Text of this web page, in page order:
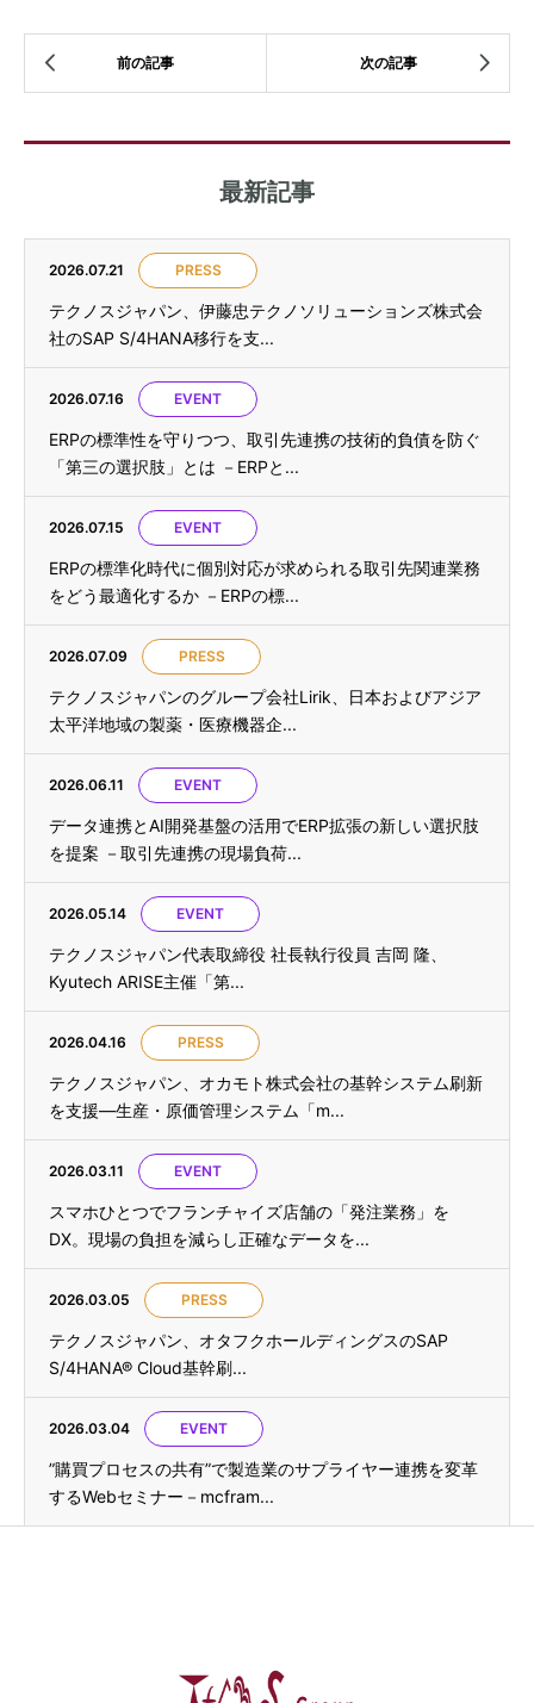
最新記事
2026.07.21 PRESS
テクノスジャパン、伊藤忠テクノソリューションズ株式会
社のSAP S/4HANA移行を支...
2026.07.16 EVENT
ERPの標準性を守りつつ、取引先連携の技術的負債を防ぐ
「第三の選択肢」とは －ERPと...
2026.07.15 EVENT
ERPの標準化時代に個別対応が求められる取引先関連業務
をどう最適化するか －ERPの標...
2026.07.09 PRESS
テクノスジャパンのグループ会社Lirik、日本およびアジア
太平洋地域の製薬・医療機器企...
2026.06.11 EVENT
データ連携とAI開発基盤の活用でERP拡張の新しい選択肢
を提案 －取引先連携の現場負荷...
2026.05.14 EVENT
テクノスジャパン代表取締役 社長執行役員 吉岡 隆、
Kyutech ARISE主催「第...
2026.04.16 PRESS
テクノスジャパン、オカモト株式会社の基幹システム刷新
を支援—生産・原価管理システム「m...
2026.03.11 EVENT
スマホひとつでフランチャイズ店舗の「発注業務」を
DX。現場の負担を減らし正確なデータを...
2026.03.05 PRESS
テクノスジャパン、オタフクホールディングスのSAP
S/4HANA® Cloud基幹刷...
2026.03.04 EVENT
”購買プロセスの共有”で製造業のサプライヤー連携を変革
するWebセミナー－mcfram...